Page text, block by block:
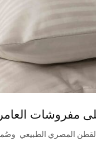
مفروشات
القطن المصري الطبيعي